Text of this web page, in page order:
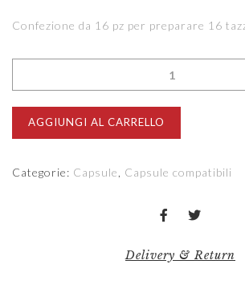
Confezione da 16 pz per preparare 16
AGGIUNGI AL CARRELLO
Categorie: Capsule Capsule compatibili
Delivery & Return